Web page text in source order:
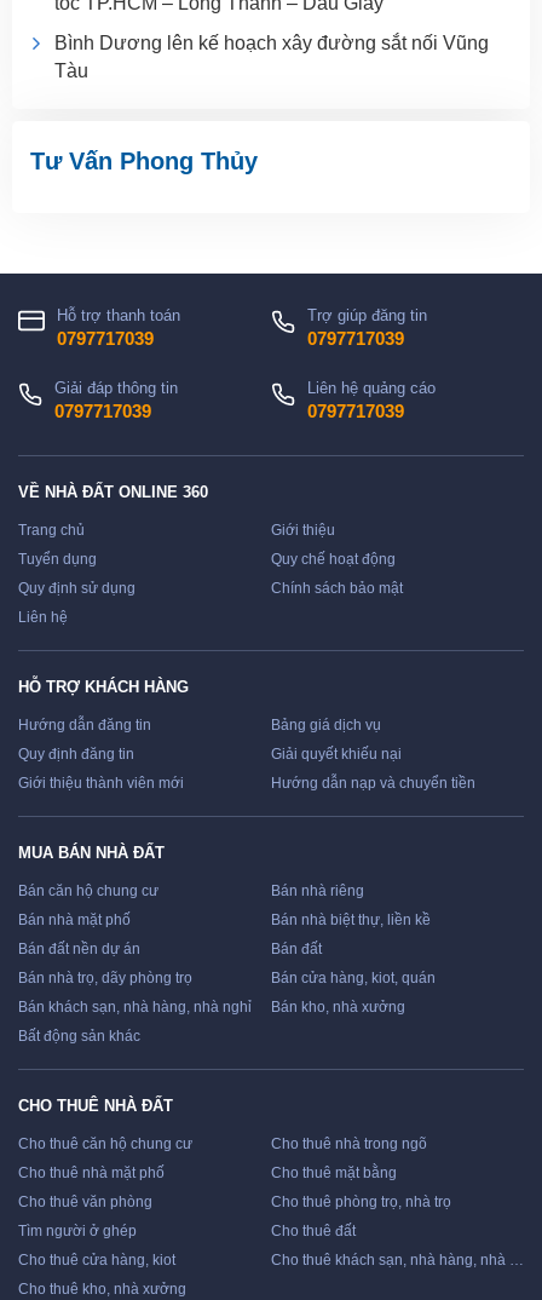
Bình Dương lên kế hoạch xây đường sắt nối Vũng
Tàu
Tư Vấn Phong Thủy
Hỗ trợ thanh toán
0797717039
Trợ giúp đăng tin
0797717039
Giải đáp thông tin
0797717039
Liên hệ quảng cáo
0797717039
VỀ NHÀ ĐẤT ONLINE 360
Trang chủ
Giới thiệu
Tuyển dụng
Quy chế hoạt động
Quy định sử dụng
Chính sách bảo mật
Liên hệ
HỖ TRỢ KHÁCH HÀNG
Hướng dẫn đăng tin
Bảng giá dịch vụ
Quy định đăng tin
Giải quyết khiếu nại
Giới thiệu thành viên mới
Hướng dẫn nạp và chuyển tiền
MUA BÁN NHÀ ĐẤT
Bán căn hộ chung cư
Bán nhà riêng
Bán nhà mặt phố
Bán nhà biệt thự, liền kề
Bán đất nền dự án
Bán đất
Bán nhà trọ, dãy phòng trọ
Bán cửa hàng, kiot, quán
Bán khách sạn, nhà hàng, nhà nghỉ
Bán kho, nhà xưởng
Bất động sản khác
CHO THUÊ NHÀ ĐẤT
Cho thuê căn hộ chung cư
Cho thuê nhà trong ngõ
Cho thuê nhà mặt phố
Cho thuê mặt bằng
Cho thuê văn phòng
Cho thuê phòng trọ, nhà trọ
Tìm người ở ghép
Cho thuê đất
Cho thuê cửa hàng, kiot
Cho thuê khách sạn, nhà hàng, nhà nghỉ
Cho thuê kho, nhà xưởng